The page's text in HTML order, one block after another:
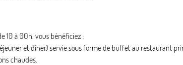
10 à 00h, vous bénéficiez :
et dîner) servie sous forme de buffet au restaurant
chaudes.